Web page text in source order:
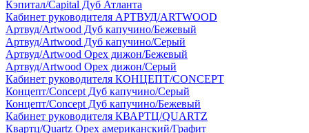
Кэпитал/Capital Дуб Атланта
Кабинет руководителя АРТВУД/ARTWOOD
Артвуд/Artwood Дуб капучино/Бежевый
Артвуд/Artwood Дуб капучино/Серый
Артвуд/Artwood Орех дижон/Бежевый
Артвуд/Artwood Орех дижон/Серый
Кабинет руководителя КОНЦЕПТ/CONCEPT
Концепт/Concept Дуб капучино/Серый
Концепт/Concept Дуб капучино/Бежевый
Кабинет руководителя КВАРТЦ/QUARTZ
Квартц/Quartz Орех американский/Графит